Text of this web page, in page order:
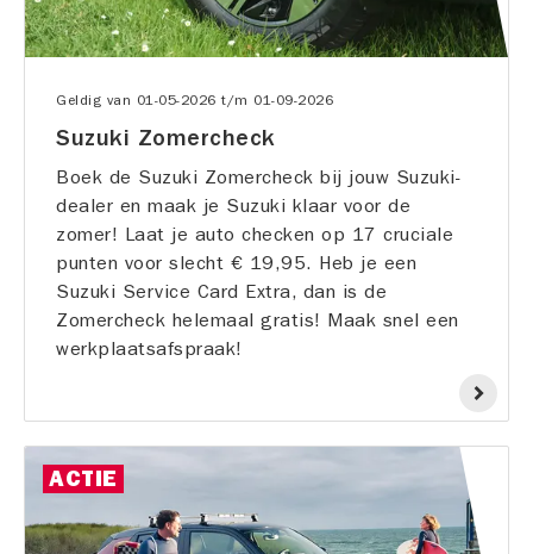
Geldig van 01-05-2026 t/m 01-09-2026
Suzuki Zomercheck
Boek de Suzuki Zomercheck bij jouw Suzuki-
dealer en maak je Suzuki klaar voor de
zomer! Laat je auto checken op 17 cruciale
punten voor slecht € 19,95. Heb je een
Suzuki Service Card Extra, dan is de
Zomercheck helemaal gratis! Maak snel een
werkplaatsafspraak!
ACTIE